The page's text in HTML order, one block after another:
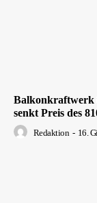
Balkonkraftwerk
senkt Preis des
Redaktion - 16.